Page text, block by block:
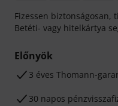
Fizessen biztonságosan,
Betéti- vagy hitelkártya
Előnyök
3 éves Thomann-
30 napos